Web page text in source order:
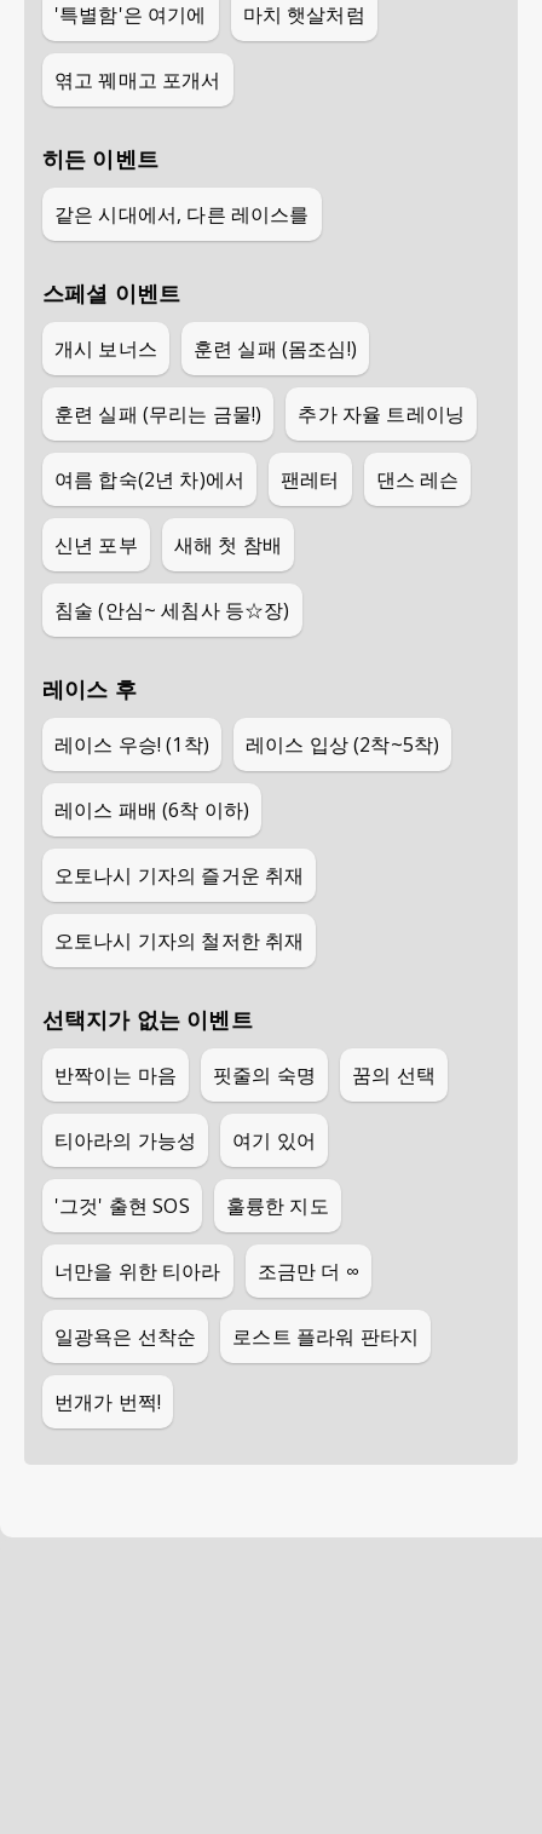
'특별함'은 여기에 마치 햇살처럼
엮고 꿰매고 포개서
히든 이벤트
같은 시대에서, 다른 레이스를
스페셜 이벤트
개시 보너스 훈련 실패 (몸조심!)
훈련 실패 (무리는 금물!) 추가 자율 트레이닝
여름 합숙(2년 차)에서 팬레터 댄스 레슨
신년 포부 새해 첫 참배
침술 (안심~ 세침사 등☆장)
레이스 후
레이스 우승! (1착) 레이스 입상 (2착~5착)
레이스 패배 (6착 이하)
오토나시 기자의 즐거운 취재
오토나시 기자의 철저한 취재
선택지가 없는 이벤트
반짝이는 마음 핏줄의 숙명 꿈의 선택
티아라의 가능성 여기 있어
'그것' 출현 SOS 훌륭한 지도
너만을 위한 티아라 조금만 더 ∞
일광욕은 선착순 로스트 플라워 판타지
번개가 번쩍!